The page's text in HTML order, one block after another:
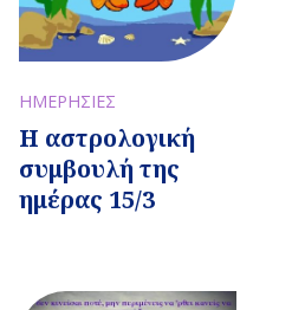
ΗΜΕΡΗΣΙΕΣ
Η αστρολογική
συμβουλή της
ημέρας 15/3